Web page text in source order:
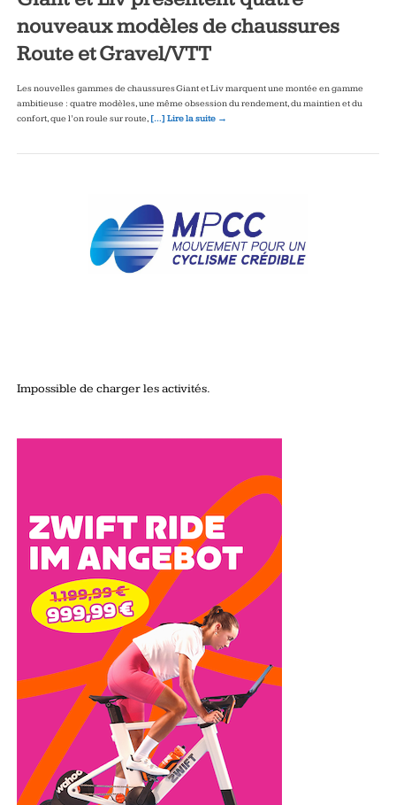
nouveaux modèles de chaussures
Route et Gravel/VTT
Les nouvelles gammes de chaussures Giant et Liv marquent une montée en gamme
ambitieuse : quatre modèles, une même obsession du rendement, du maintien et du
confort, que l’on roule sur route, […] Lire la suite →
Impossible de charger les activités.